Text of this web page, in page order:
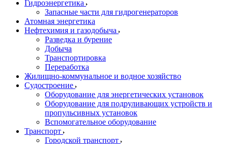
Гидроэнергетика
Запасные части для гидрогенераторов
Атомная энергетика
Нефтехимия и газодобыча
Разведка и бурение
Добыча
Транспортировка
Переработка
Жилищно-коммунальное и водное хозяйство
Судостроение
Оборудование для энергетических установок
Оборудование для подруливающих устройств и
пропульсивных установок
Вспомогательное оборудование
Транспорт
Городской транспорт